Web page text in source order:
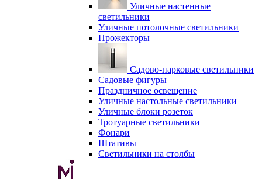
Уличные настенные
светильники
Уличные потолочные светильники
Прожекторы
Садово-парковые светильники
Садовые фигуры
Праздничное освещение
Уличные настольные светильники
Уличные блоки розеток
Тротуарные светильники
Фонари
Штативы
Светильники на столбы